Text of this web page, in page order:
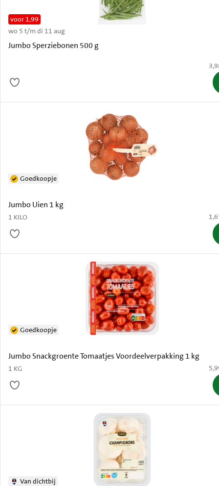
Jumbo Sperziebonen 500 g
voor 1,99
wo 5 t/m di 11 aug
€
Jumbo Uien 1 kg
1 KILO
Goedkoopje
€
Jumbo Snackgroente Tomaatjes Voordeelverpakking 1 kg
1 KG
Goedkoopje
€
Van dichtbij